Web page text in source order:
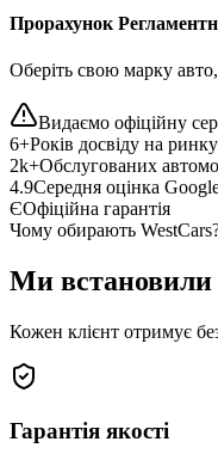
Прорахунок
Оберіть свою марку
Видаємо офіційну
6+Років досвіду на ринку
2k+Обслугованих
4.9Середня оцінка
ЄОфіційна гарантія
Чому обирають
Ми встановили
Кожен клієнт отримує
Гарантія якості